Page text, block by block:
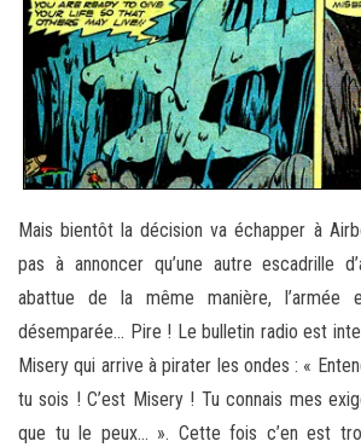
Mais bientôt la décision va échapper à
pas à annoncer qu’une autre escadrille
abattue de la même manière, l’armée
désemparée… Pire ! Le bulletin radio est
Misery qui arrive à pirater les ondes : «
tu sois ! C’est Misery ! Tu connais mes
que tu le peux… ». Cette fois c’en est